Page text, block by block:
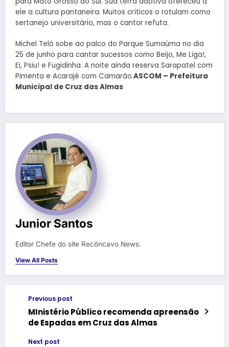
ele a cultura pantaneira. Muitos críticos o rotulam como
sertanejo universitário, mas o cantor refuta.
Michel Teló sobe ao palco do Parque Sumaúma no dia
25 de junho para cantar sucessos como Beijo, Me Liga!,
Ei, Psiu! e Fugidinha. A noite ainda reserva Sarapatel com
Pimenta e Acarajé com Camarão.ASCOM – Prefeitura
Municipal de Cruz das Almas
Junior Santos
Editor Chefe do site Recôncavo News.
View All Posts
Previous post
MInistério Público recomenda apreensão
de Espadas em Cruz das Almas
Next post